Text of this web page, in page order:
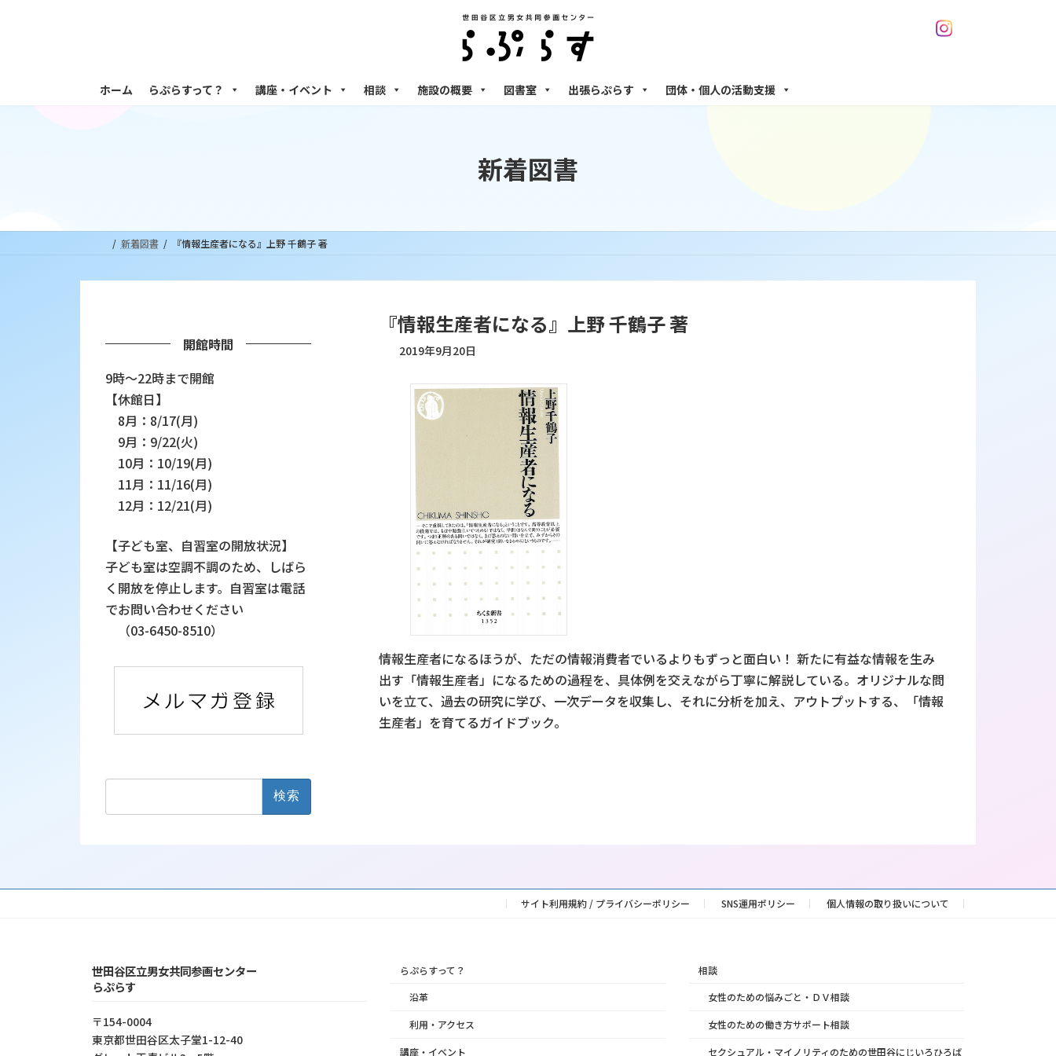
へ
ョ
ホーム らぷらすって？ 講座・イベント 相談 施設の概要 図書室 出張らぷらす 団体・個人の活動支援
新着図書
新着図書 『情報生産者になる』上野 千鶴子 著
『情報生産者になる』上野 千鶴子 著
2019年9月20日
情報生産者になるほうが、ただの情報消費者でいるよりもずっと面白い！ 新たに有益な情報を生み
出す「情報生産者」になるための過程を、具体例を交えながら丁寧に解説している。オリジナルな問
いを立て、過去の研究に学び、一次データを収集し、それに分析を加え、アウトプットする、「情報
生産者」を育てるガイドブック。
開館時間
9時～22時まで開館
【休館日】
8月：8/17(月)
9月：9/22(火)
10月：10/19(月)
11月：11/16(月)
12月：12/21(月)
【子ども室、自習室の開放状況】
子ども室は空調不調のため、しばら
く開放を停止します。自習室は電話
でお問い合わせください
（03-6450-8510）
サイト利用規約 / プライバシーポリシー SNS運用ポリシー 個人情報の取り扱いについて
世田谷区立男女共同参画センター
らぷらす
〒154-0004
東京都世⽥⾕区太⼦堂1-12-40
らぷらすって？
沿革
利用・アクセス
講座・イベント
相談
女性のための悩みごと・ＤＶ相談
女性のための働き方サポート相談
セクシュアル・マイノリティのための世田谷にじいろひろば